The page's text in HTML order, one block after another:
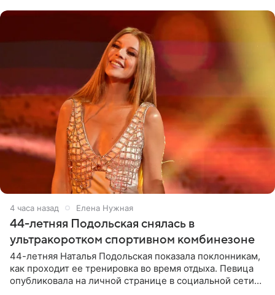
4 часа назад Елена Нужная
44-летняя Подольская снялась в
ультракоротком спортивном комбинезоне
44-летняя Наталья Подольская показала поклонникам,
как проходит ее тренировка во время отдыха. Певица
опубликовала на личной странице в социальной сети